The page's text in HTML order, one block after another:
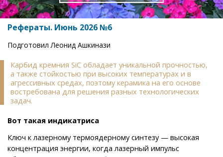
Рефераты. Июнь 2026 №6
Подготовил Леонид Ашкинази
Карбид кремния SiC обладает уникальной прочностью,
а также стойкостью при высоких температурах и в
агрессивных средах, поэтому керамика на его основе
востребована для решения разных технологических
задач.
Вот такая индикатриса
Ключ к лазерному термоядерному синтезу — высокая
концентрация энергии, когда лазерный импульс